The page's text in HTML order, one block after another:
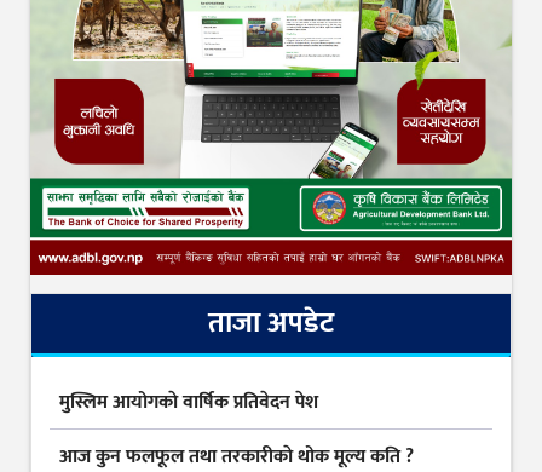
ताजा अपडेट
मुस्लिम आयोगकाे वार्षिक प्रतिवेदन पेश
आज कुन फलफूल तथा तरकारीकाे थोक मूल्य कति ?